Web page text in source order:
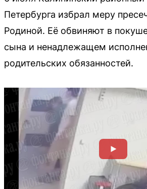
Петербурга избрал меру
Родиной. Её обвиняют в
сына и ненадлежащем
родительских обязанностей.